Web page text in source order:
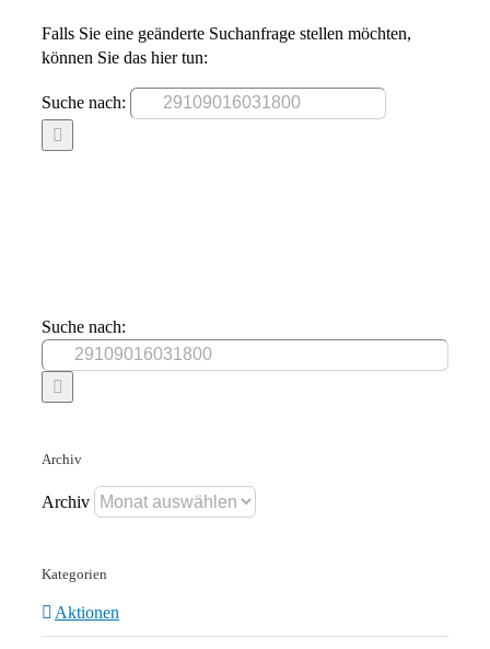
Falls Sie eine geänderte Suchanfrage stellen möchten,
können Sie das hier tun:
Suche nach:
Suche nach:
Archiv
Archiv
Kategorien
Aktionen